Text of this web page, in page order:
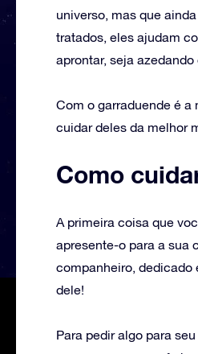
universo, mas que
tratados, eles ajudam
aprontar, seja
Com o garraduende é
cuidar deles da melhor
Como
‌A primeira coisa que
apresente-o para a sua
companheiro, dedicado
dele!
Para pedir algo para